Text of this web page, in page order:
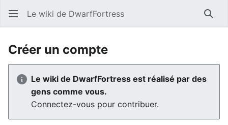
Le wiki de DwarfFortress
Créer un compte
Le wiki de DwarfFortress est réalisé par des
gens comme vous.
Connectez-vous pour contribuer.